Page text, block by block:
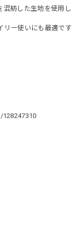
混紡した生地を使用し
リー使いにも最適です